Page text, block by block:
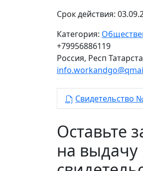
Срок действия:
Категория:
+79956886119
Россия, Респ
Свидетельство
Оставьте
на выдачу